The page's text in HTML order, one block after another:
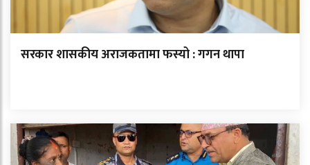
सरकार शासकीय अराजकतामा फस्यो : गगन थापा